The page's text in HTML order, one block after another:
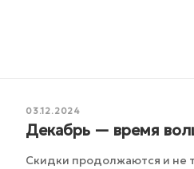
03.12.2024
Декабрь — время
Скидки продолжаются и не